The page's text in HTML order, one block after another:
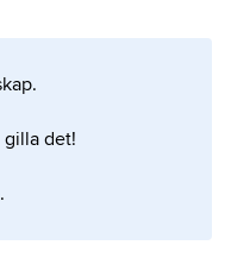
det!